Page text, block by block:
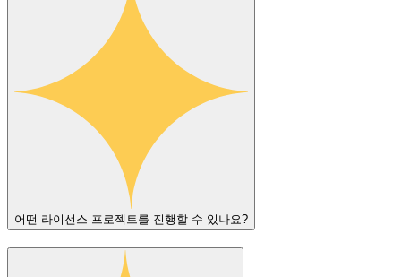
어떤 라이선스 프로젝트를 진행할 수 있나요?